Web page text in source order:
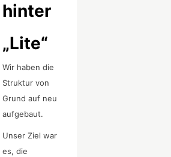
hinter
„Lite“
Wir haben die
Struktur von
Grund auf neu
aufgebaut.
Unser Ziel war
es, die